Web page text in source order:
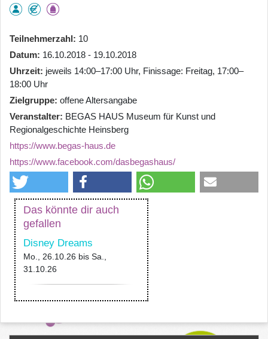
Teilnehmerzahl
10
Datum 16.10.2018 - 19.10.2018
Uhrzeit jeweils 14:00–17:00 Uhr, Finissage: Freitag, 17:00–
18:00 Uhr
Zielgruppe offene Altersangabe
Veranstalter BEGAS HAUS Museum für Kunst und
Regionalgeschichte Heinsberg
https://www.begas-haus.de
https://www.facebook.com/dasbegashaus/
Das könnte dir auch
gefallen
Disney Dreams
Mo., 26.10.26 bis Sa.,
31.10.26